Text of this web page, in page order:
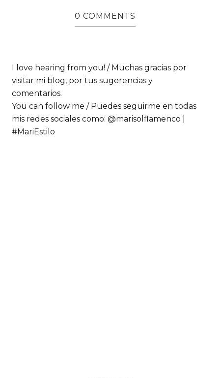
0 COMMENTS
I love hearing from you! / Muchas gracias por
visitar mi blog, por tus sugerencias y
comentarios.
You can follow me / Puedes seguirme en todas
mis redes sociales como: @marisolflamenco |
#MariEstilo